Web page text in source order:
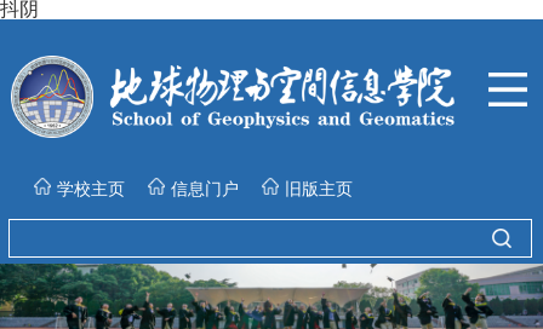
抖阴
学校主页 信息门户 旧版主页